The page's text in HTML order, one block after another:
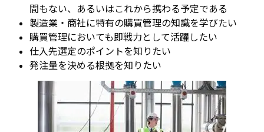
間もない、あるいはこれから携わる予定である
製造業・商社に特有の購買管理の知識を学びたい
購買管理においても即戦力として活躍したい
仕入先選定のポイントを知りたい
発注量を決める根拠を知りたい